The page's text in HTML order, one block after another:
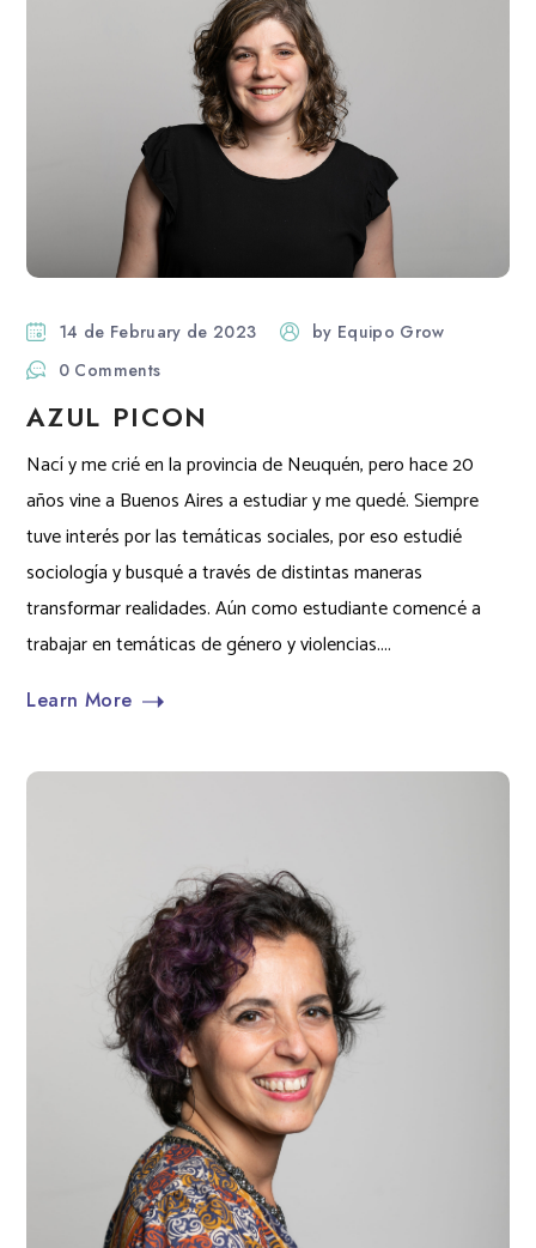
14 de February de 2023 by Equipo Grow
0 Comments
AZUL PICON
Nací y me crié en la provincia de Neuquén, pero hace 20
años vine a Buenos Aires a estudiar y me quedé. Siempre
tuve interés por las temáticas sociales, por eso estudié
sociología y busqué a través de distintas maneras
transformar realidades. Aún como estudiante comencé a
trabajar en temáticas de género y violencias....
Learn More